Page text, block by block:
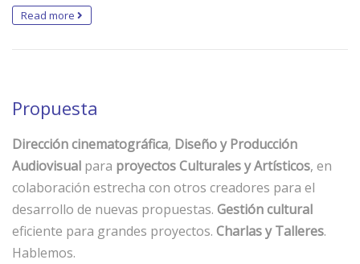
Read more
Propuesta
Dirección cinematográfica, Diseño y Producción
Audiovisual para proyectos Culturales y Artísticos, en
colaboración estrecha con otros creadores para el
desarrollo de nuevas propuestas. Gestión cultural
eficiente para grandes proyectos. Charlas y Talleres.
Hablemos.